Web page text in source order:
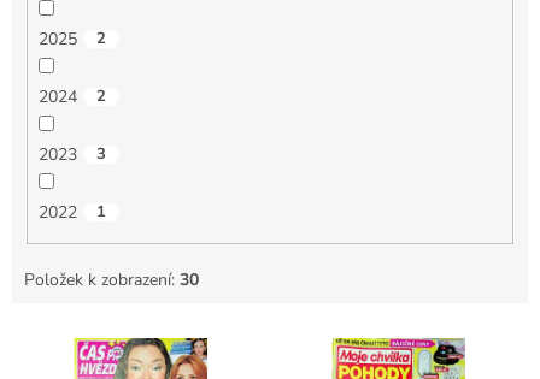
2025 2
2024 2
2023 3
2022 1
Položek k zobrazení: 30